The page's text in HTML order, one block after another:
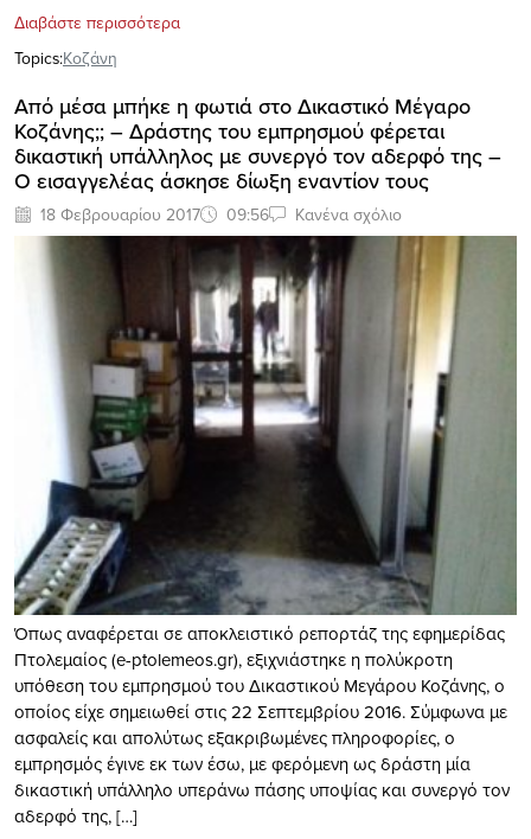
Διαβάστε περισσότερα
Topics:Κοζάνη
Από μέσα μπήκε η φωτιά στο Δικαστικό Μέγαρο
Κοζάνης;; – Δράστης του εμπρησμού φέρεται
δικαστική υπάλληλος με συνεργό τον αδερφό της –
Ο εισαγγελέας άσκησε δίωξη εναντίον τους
18 Φεβρουαρίου 2017 09:56 Κανένα σχόλιο
Όπως αναφέρεται σε αποκλειστικό ρεπορτάζ της εφημερίδας
Πτολεμαίος (e-ptolemeos.gr), εξιχνιάστηκε η πολύκροτη
υπόθεση του εμπρησμού του Δικαστικού Μεγάρου Κοζάνης, ο
οποίος είχε σημειωθεί στις 22 Σεπτεμβρίου 2016. Σύμφωνα με
ασφαλείς και απολύτως εξακριβωμένες πληροφορίες, ο
εμπρησμός έγινε εκ των έσω, με φερόμενη ως δράστη μία
δικαστική υπάλληλο υπεράνω πάσης υποψίας και συνεργό τον
αδερφό της, […]